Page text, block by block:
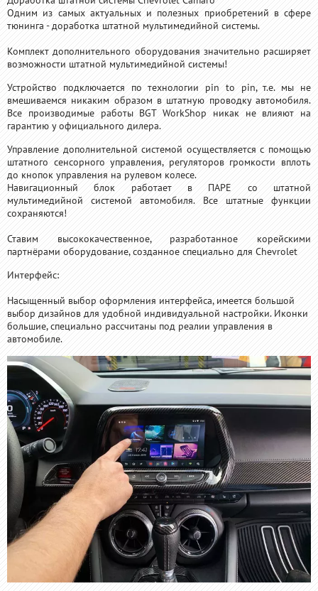
Одним из самых актуальных и полезных приобретений в сфере
тюнинга - доработка штатной мультимедийной системы.
Комплект дополнительного оборудования значительно расширяет
возможности штатной мультимедийной системы!
Устройство подключается по технологии pin to pin, т.е. мы не
вмешиваемся никаким образом в штатную проводку автомобиля.
Все производимые работы BGT WorkShop никак не влияют на
гарантию у официального дилера.
Управление дополнительной системой осуществляется с помощью
штатного сенсорного управления, регуляторов громкости вплоть
до кнопок управления на рулевом колесе.
Навигационный блок работает в ПАРЕ со штатной
мультимедийной системой автомобиля. Все штатные функции
сохраняются!
Ставим высококачественное, разработанное корейскими
партнёрами оборудование, созданное специально для Chevrolet
Интерфейс:
Насыщенный выбор оформления интерфейса, имеется большой
выбор дизайнов для удобной индивидуальной настройки. Иконки
большие, специально рассчитаны под реалии управления в
автомобиле.